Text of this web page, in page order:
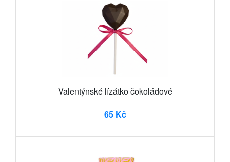
Valentýnské lízátko čokoládové
65 Kč